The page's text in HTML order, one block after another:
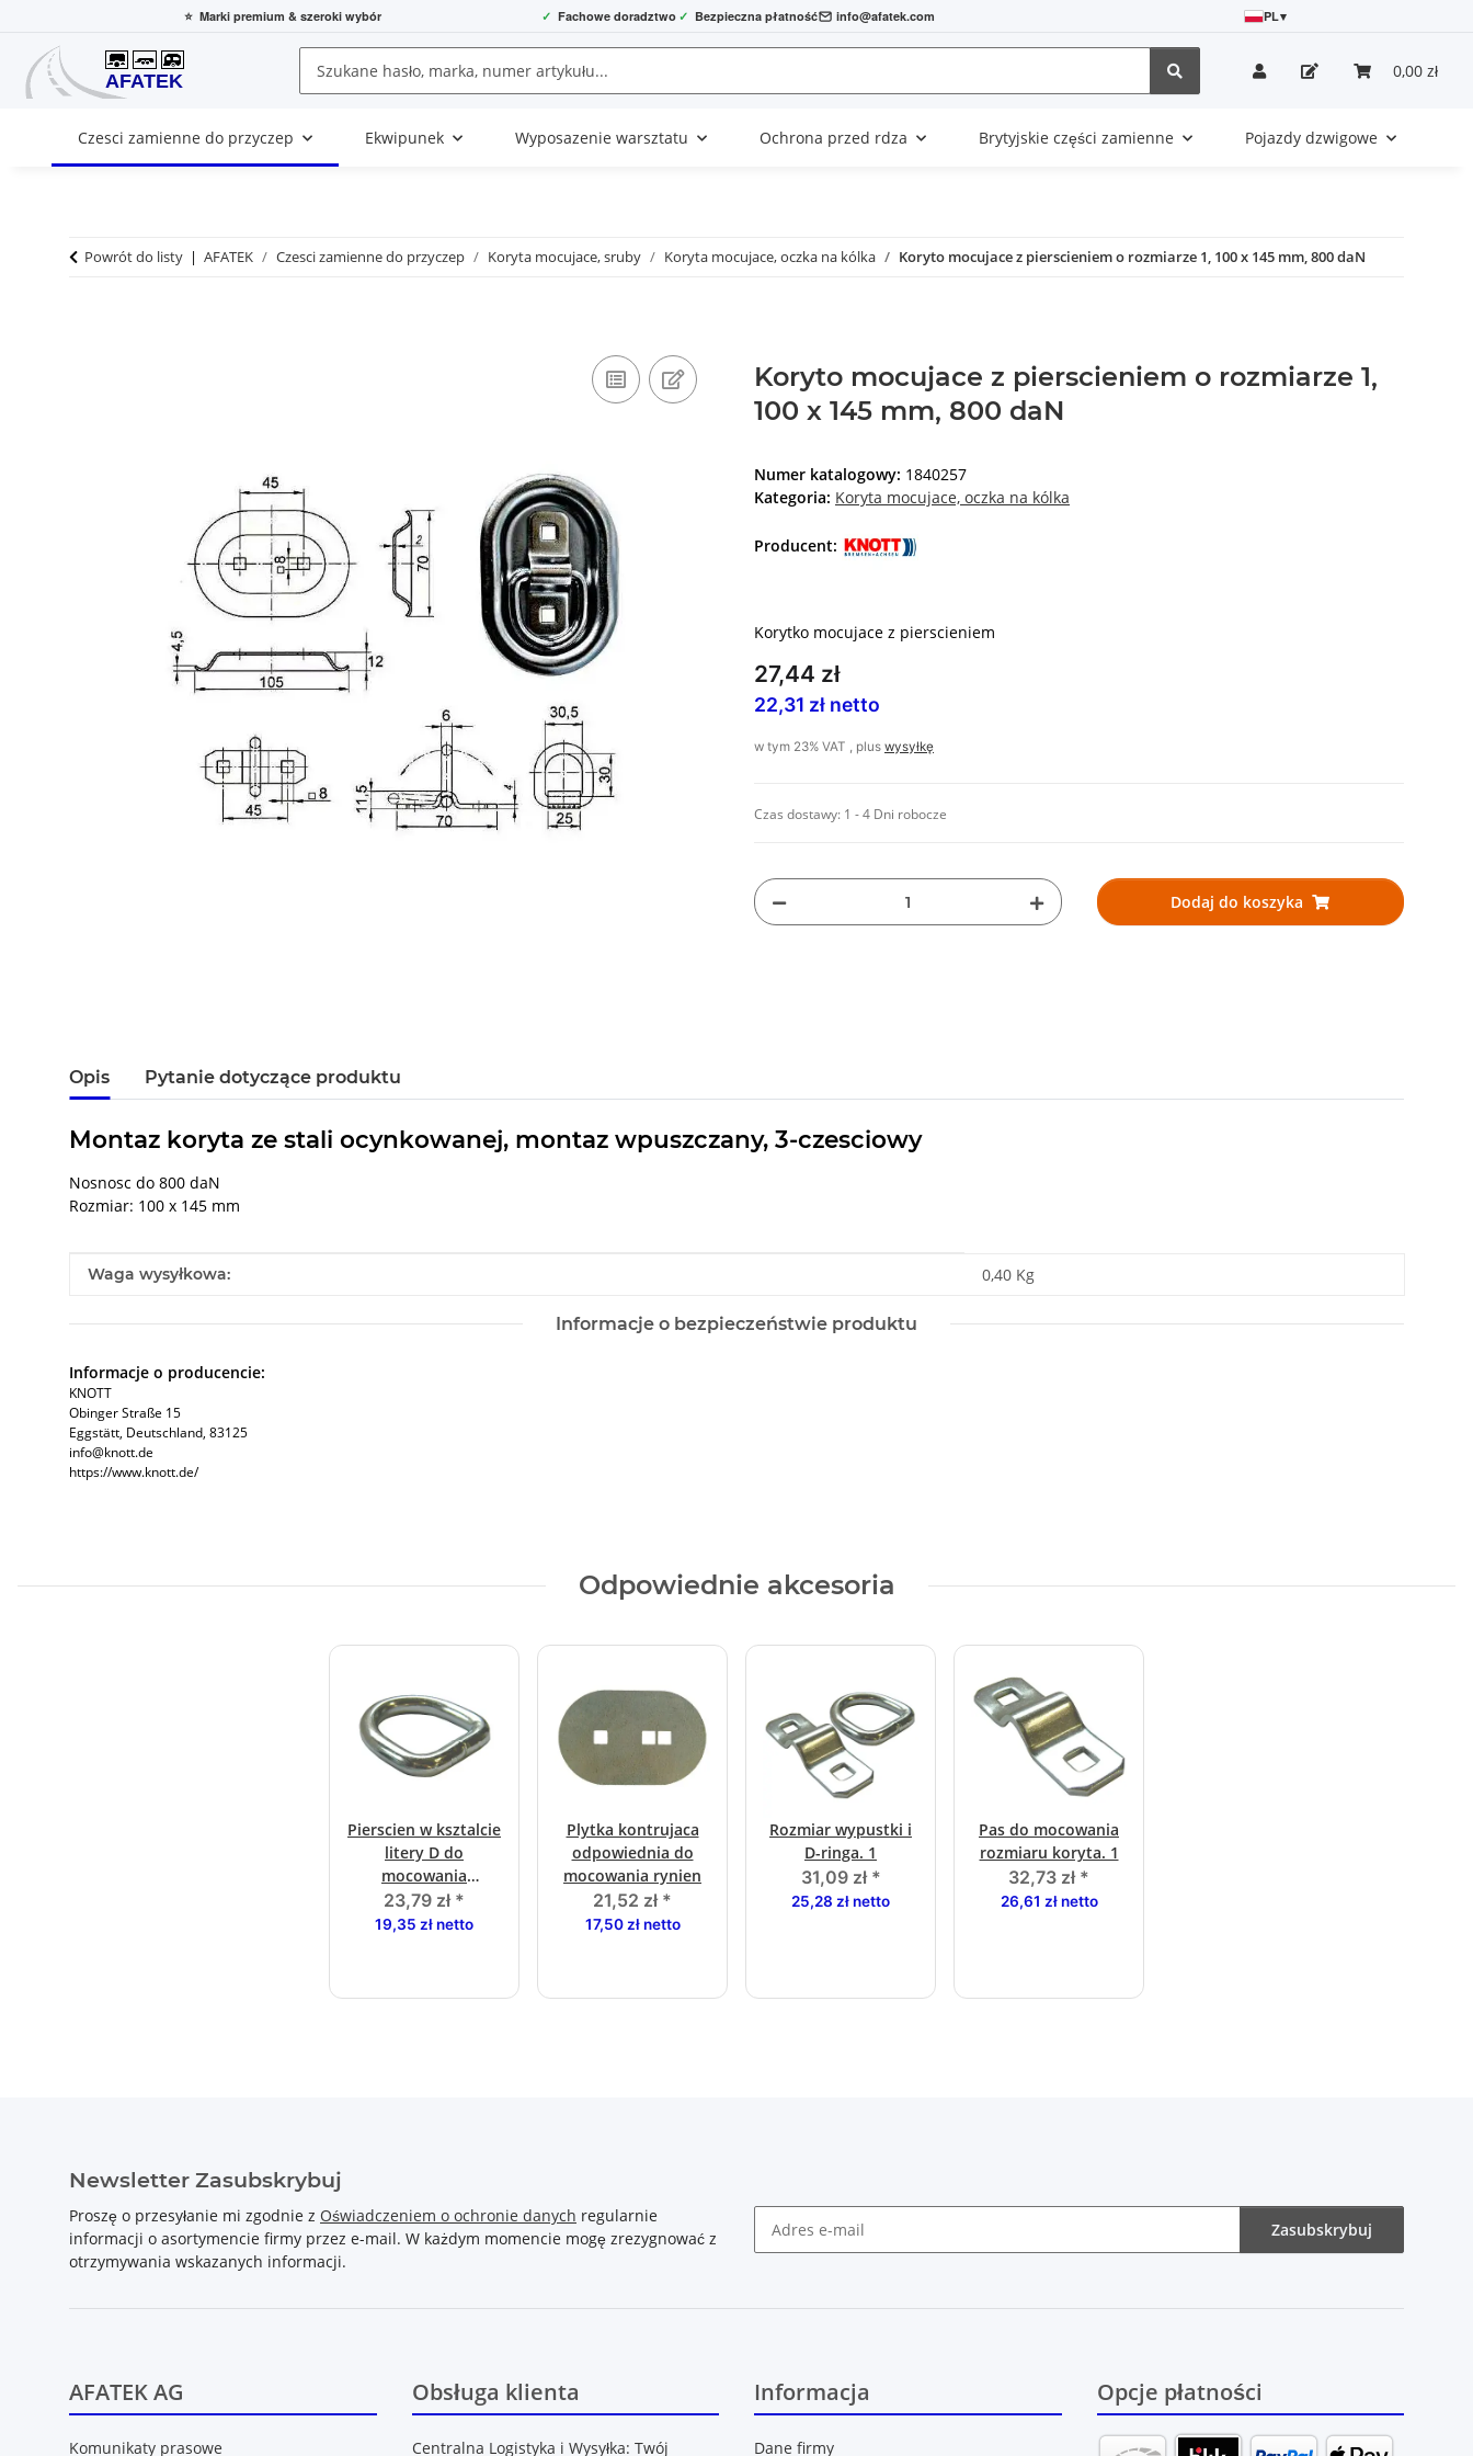
⭐ Marki premium & szeroki wybór ✓ Fachowe doradztwo ✓ Bezpieczna płatność info@afatek.com PL▾
0,00 zł
Czesci zamienne do przyczep Ekwipunek Wyposazenie warsztatu Ochrona przed rdza Brytyjskie części zamienne Pojazdy dzwigowe
Powrót do listy AFATEK Czesci zamienne do przyczep Koryta mocujace, sruby Koryta mocujace, oczka na kólka Koryto mocujace z pierscieniem o rozmiarze 1, 100 x 145 mm, 800 daN
Koryto mocujace z pierscieniem o rozmiarze 1,
100 x 145 mm, 800 daN
Numer katalogowy: 1840257
Kategoria: Koryta mocujace, oczka na kólka
Producent:
Korytko mocujace z pierscieniem
27,44 zł
22,31 zł netto
w tym 23% VAT , plus wysyłkę
Czas dostawy: 1 - 4 Dni robocze
Dodaj do koszyka
Opis Pytanie dotyczące produktu
Montaz koryta ze stali ocynkowanej, montaz wpuszczany, 3-czesciowy
Nosnosc do 800 daN
Rozmiar: 100 x 145 mm
#productDetails.itemInformation#
#productDetails.itemValue#
Waga wysyłkowa: 0,40 Kg
Informacje o bezpieczeństwie produktu
Informacje o producencie:
KNOTT
Obinger Straße 15
Eggstätt, Deutschland, 83125
info@knott.de
https://www.knott.de/
Odpowiednie akcesoria
Pierscien w ksztalcie
litery D do
mocowania
rozmiaru koryta. 1
23,79 zł *
19,35 zł netto
Plytka kontrujaca
odpowiednia do
mocowania rynien
21,52 zł *
17,50 zł netto
Rozmiar wypustki i
D-ringa. 1
31,09 zł *
25,28 zł netto
Pas do mocowania
rozmiaru koryta. 1
32,73 zł *
26,61 zł netto
Newsletter Zasubskrybuj
Proszę o przesyłanie mi zgodnie z Oświadczeniem o ochronie danych regularnie
informacji o asortymencie firmy przez e-mail. W każdym momencie mogę zrezygnować z
otrzymywania wskazanych informacji.
Zasubskrybuj
AFATEK AG
Komunikaty prasowe
Obsługa klienta
Centralna Logistyka i Wysyłka: Twój
Informacja
Dane firmy
Opcje płatności